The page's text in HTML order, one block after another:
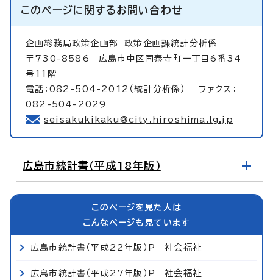
このページに関するお問い合わせ
企画総務局政策企画部政策企画課統計分析係
〒730-8586 広島市中区国泰寺町一丁目6番34
号11階
電話：082-504-2012（統計分析係） ファクス：
082-504-2029
seisakukikaku@city.hiroshima.lg.jp
広島市統計書（平成18年版）
このページを見た人は
こんなページも見ています
広島市統計書（平成22年版）P 社会福祉
広島市統計書（平成27年版）P 社会福祉